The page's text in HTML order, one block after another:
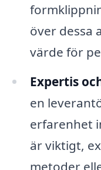
över dessa
värde för
Expertis
en
erfarenhet
är viktigt,
metoder